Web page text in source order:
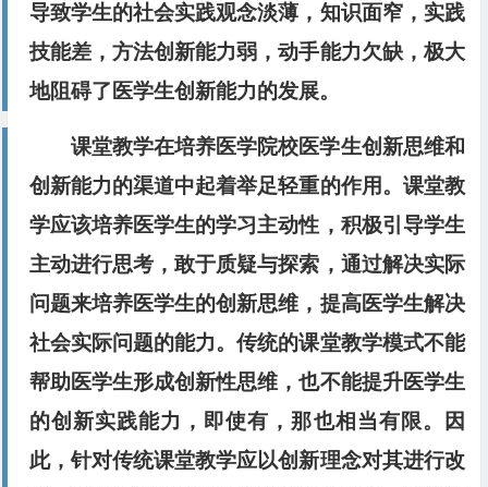
导致学生的社会实践观念淡薄，知识面窄，实践
技能差，方法创新能力弱，动手能力欠缺，极大
地阻碍了医学生创新能力的发展。
课堂教学在培养医学院校医学生创新思维和
创新能力的渠道中起着举足轻重的作用。课堂教
学应该培养医学生的学习主动性，积极引导学生
主动进行思考，敢于质疑与探索，通过解决实际
问题来培养医学生的创新思维，提高医学生解决
社会实际问题的能力。传统的课堂教学模式不能
帮助医学生形成创新性思维，也不能提升医学生
的创新实践能力，即使有，那也相当有限。因
此，针对传统课堂教学应以创新理念对其进行改